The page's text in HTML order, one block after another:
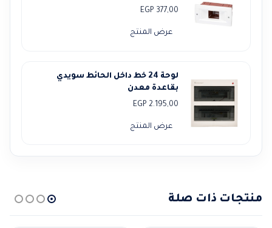
377,00
EGP
عرض المنتج
لوحة 24 خط داخل الحائط سويدي
بقاعدة معدن
2.195,00
EGP
عرض المنتج
منتجات ذات صلة